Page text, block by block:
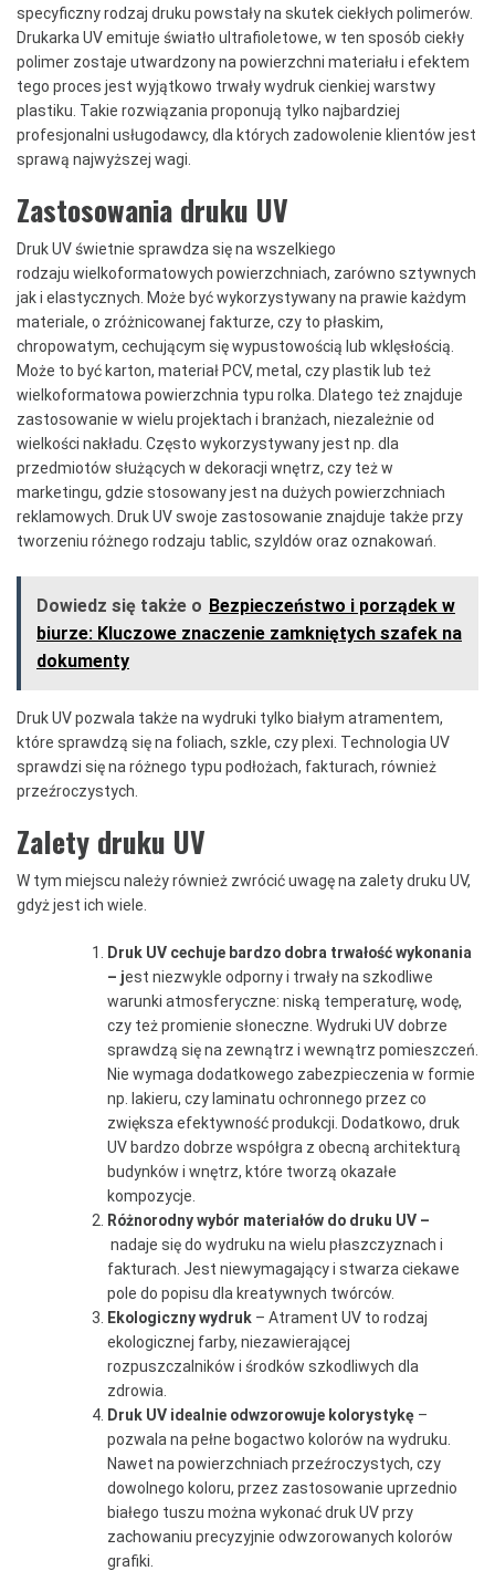
specyficzny rodzaj druku powstały na skutek ciekłych polimerów.
Drukarka UV emituje światło ultrafioletowe, w ten sposób ciekły
polimer zostaje utwardzony na powierzchni materiału i efektem
tego proces jest wyjątkowo trwały wydruk cienkiej warstwy
plastiku. Takie rozwiązania proponują tylko najbardziej
profesjonalni usługodawcy, dla których zadowolenie klientów jest
sprawą najwyższej wagi.
Zastosowania druku UV
Druk UV świetnie sprawdza się na wszelkiego
rodzaju wielkoformatowych powierzchniach, zarówno sztywnych
jak i elastycznych. Może być wykorzystywany na prawie każdym
materiale, o zróżnicowanej fakturze, czy to płaskim,
chropowatym, cechującym się wypustowością lub wklęsłością.
Może to być karton, materiał PCV, metal, czy plastik lub też
wielkoformatowa powierzchnia typu rolka. Dlatego też znajduje
zastosowanie w wielu projektach i branżach, niezależnie od
wielkości nakładu. Często wykorzystywany jest np. dla
przedmiotów służących w dekoracji wnętrz, czy też w
marketingu, gdzie stosowany jest na dużych powierzchniach
reklamowych. Druk UV swoje zastosowanie znajduje także przy
tworzeniu różnego rodzaju tablic, szyldów oraz oznakowań.
Dowiedz się także o Bezpieczeństwo i porządek w
biurze: Kluczowe znaczenie zamkniętych szafek na
dokumenty
Druk UV pozwala także na wydruki tylko białym atramentem,
które sprawdzą się na foliach, szkle, czy plexi. Technologia UV
sprawdzi się na różnego typu podłożach, fakturach, również
przeźroczystych.
Zalety druku UV
W tym miejscu należy również zwrócić uwagę na zalety druku UV,
gdyż jest ich wiele.
Druk UV cechuje bardzo dobra trwałość wykonania
– jest niezwykle odporny i trwały na szkodliwe
warunki atmosferyczne: niską temperaturę, wodę,
czy też promienie słoneczne. Wydruki UV dobrze
sprawdzą się na zewnątrz i wewnątrz pomieszczeń.
Nie wymaga dodatkowego zabezpieczenia w formie
np. lakieru, czy laminatu ochronnego przez co
zwiększa efektywność produkcji. Dodatkowo, druk
UV bardzo dobrze współgra z obecną architekturą
budynków i wnętrz, które tworzą okazałe
kompozycje.
Różnorodny wybór materiałów do druku UV –
nadaje się do wydruku na wielu płaszczyznach i
fakturach. Jest niewymagający i stwarza ciekawe
pole do popisu dla kreatywnych twórców.
Ekologiczny wydruk – Atrament UV to rodzaj
ekologicznej farby, niezawierającej
rozpuszczalników i środków szkodliwych dla
zdrowia.
Druk UV idealnie odwzorowuje kolorystykę –
pozwala na pełne bogactwo kolorów na wydruku.
Nawet na powierzchniach przeźroczystych, czy
dowolnego koloru, przez zastosowanie uprzednio
białego tuszu można wykonać druk UV przy
zachowaniu precyzyjnie odwzorowanych kolorów
grafiki.